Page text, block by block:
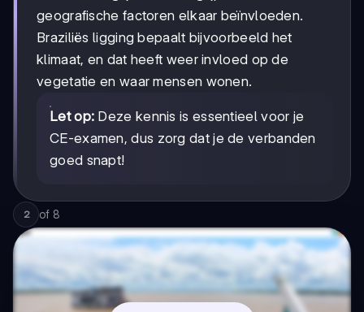
geografische factoren elkaar beïnvloeden.
Braziliës ligging bepaalt bijvoorbeeld het
klimaat, en dat heeft weer invloed op de
vegetatie en waar mensen wonen.
Let op: Deze kennis is essentieel voor je
CE-examen, dus zorg dat je de verbanden
goed snapt!
2 of 8